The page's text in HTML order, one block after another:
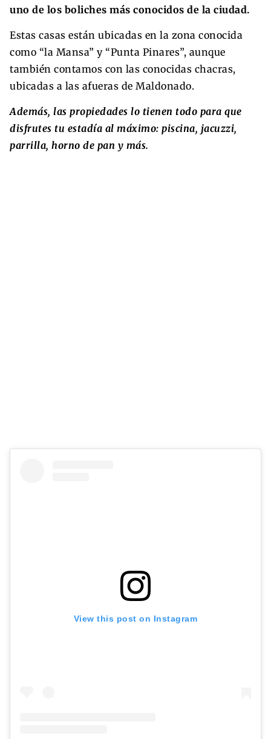
uno de los boliches más conocidos de la ciudad.
Estas casas están ubicadas en la zona conocida
como “la Mansa” y “Punta Pinares”, aunque
también contamos con las conocidas chacras,
ubicadas a las afueras de Maldonado.
Además, las propiedades lo tienen todo para que
disfrutes tu estadía al máximo: piscina, jacuzzi,
parrilla, horno de pan y más.
View this post on Instagram